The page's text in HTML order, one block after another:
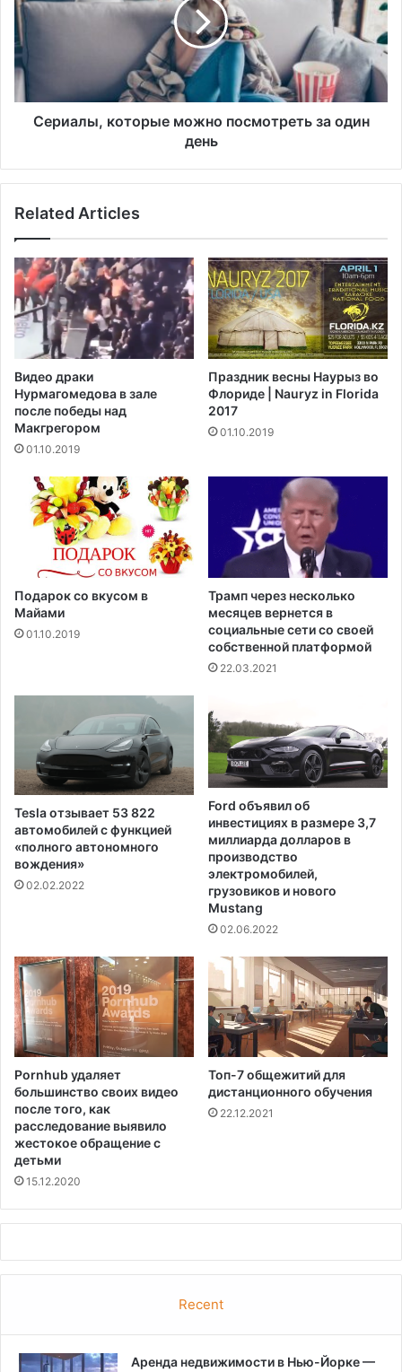
ь
м
и
а
л
ы
,
к
е
ж
н
о
п
м
о
т
и
н
д
Сериалы, которые можно посмотреть за один
день
Related Articles
Видео драки
Нурмагомедова в зале
после победы над
Макгрегором‍
01.10.2019
Праздник весны Наурыз во
Флориде | Nauryz in Florida
2017
01.10.2019
Подарок со вкусом в
Майами
01.10.2019
Трамп через несколько
месяцев вернется в
социальные сети со своей
собственной платформой
22.03.2021
Tesla отзывает 53 822
автомобилей с функцией
«полного автономного
вождения»
02.02.2022
Ford объявил об
инвестициях в размере 3,7
миллиарда долларов в
производство
электромобилей,
грузовиков и нового
Mustang
02.06.2022
Pornhub удаляет
большинство своих видео
после того, как
расследование выявило
жестокое обращение с
детьми
15.12.2020
Топ-7 общежитий для
дистанционного обучения
22.12.2021
Recent
Аренда недвижимости в Нью-Йорке —